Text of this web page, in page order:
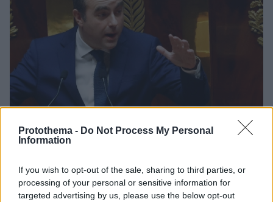
Protothema - Do Not Process My Personal
Information
If you wish to opt-out of the sale, sharing to third parties, or
processing of your personal or sensitive information for
targeted advertising by us, please use the below opt-out